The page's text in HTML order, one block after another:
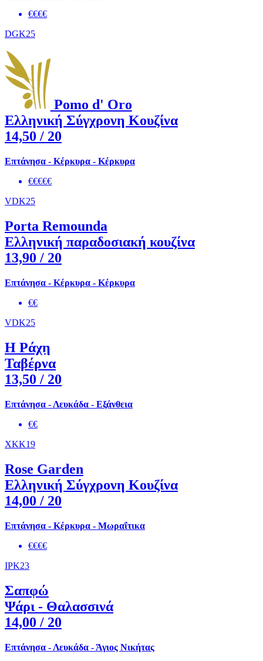
€€€€
DGK25
Pomo d' Oro
Ελληνική Σύγχρονη Κουζίνα
14,50 / 20
Επτάνησα - Κέρκυρα - Κέρκυρα
€€€€€
VDK25
Porta Remounda
Ελληνική παραδοσιακή κουζίνα
13,90 / 20
Επτάνησα - Κέρκυρα - Κέρκυρα
€€
VDK25
Η Ράχη
Ταβέρνα
13,50 / 20
Επτάνησα - Λευκάδα - Εξάνθεια
€€
XKK19
Rose Garden
Ελληνική Σύγχρονη Κουζίνα
14,00 / 20
Επτάνησα - Κέρκυρα - Μωραΐτικα
€€€€
IPK23
Σαπφώ
Ψάρι - Θαλασσινά
14,00 / 20
Επτάνησα - Λευκάδα - Άγιος Νικήτας